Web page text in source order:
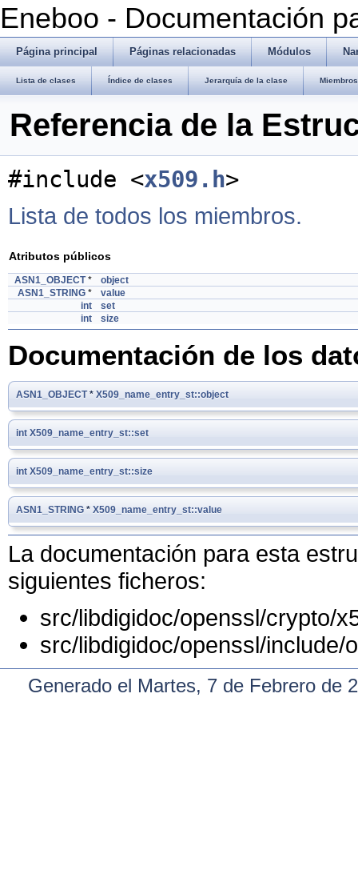
Eneboo - Documentación
Página principal Páginas relacionadas Módulos
Lista de clases Índice de clases Jerarquía de la clase
Referencia de la
#include <x509.h>
Lista de todos los miembros.
Atributos públicos
ASN1_OBJECT*
object
ASN1_STRING *
value
int
set
int
size
Documentación de los
ASN1_OBJECT* X509_name_entry_st::object
int X509_name_entry_st::set
int X509_name_entry_st::size
ASN1_STRING * X509_name_entry_st::value
La documentación para esta
siguientes ficheros:
src/libdigidoc/openssl/crypto/
src/libdigidoc/openssl/include/
Generado el Martes, 7 de Febrero de